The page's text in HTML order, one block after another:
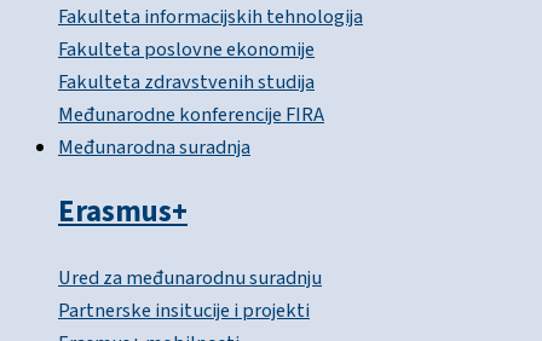
Fakulteta informacijskih tehnologija
Fakulteta poslovne ekonomije
Fakulteta zdravstvenih studija
Međunarodne konferencije FIRA
Međunarodna suradnja
Erasmus+
Ured za međunarodnu suradnju
Partnerske insitucije i projekti